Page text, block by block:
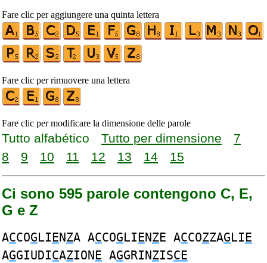
Fare clic per aggiungere una quinta lettera
Fare clic per rimuovere una lettera
Fare clic per modificare la dimensione delle parole
Tutto alfabético Tutto per dimensione
7
8
9 10 11 12 13 14 15
Ci sono 595 parole contengono C, E,
G e Z
ACCOGLIENZA ACCOGLIENZE ACCOZZAGLIE
AGGIUDICAZIONE AGGRINZISCE